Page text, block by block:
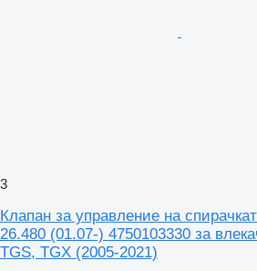
3
Клапан за управление на
26.480 (01.07-) 4750103330 за
TGS, TGX (2005-2021)